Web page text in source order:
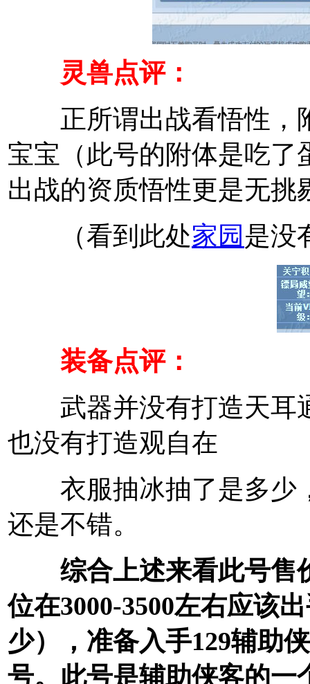
灵兽点评：
正所谓出战看悟性，
宝宝（此号的附体是吃了
出战的资质悟性更是无挑
（看到此处家园是没
装备点评：
武器并没有打造天耳
也没有打造观自在
衣服抽冰抽了是多少
还是不错。
综合上述来看此号售
位在3000-3500左右应该
少），准备入手129辅助
号。此号是辅助侠客的一